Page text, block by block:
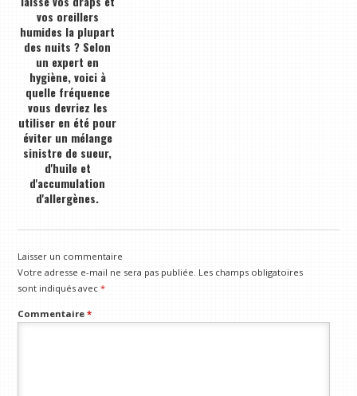
vos oreillers
humides la plupart
des nuits ? Selon
un expert en
hygiène, voici à
quelle fréquence
vous devriez les
utiliser en été pour
éviter un mélange
sinistre de sueur,
d'huile et
d'accumulation
d'allergènes.
Laisser un commentaire
Votre adresse e-mail ne sera pas publiée. Les champs obligatoires
sont indiqués avec*
Commentaire*